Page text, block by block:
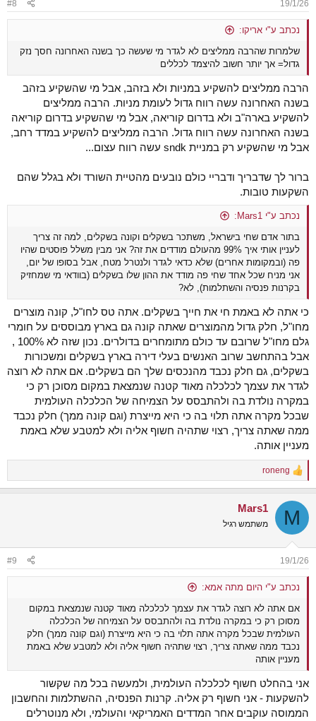
s
:
19/1/26
#8
נכתב ע"י אריקו:
שלמרות שהרבה ממליצים לא לגדר מי שעשה כך בשנה האחרונה חסך נזק
גדול= אך יותר חשוב להיצמד לכללים
הרבה ממליצים להשקיע במניות ולא בזהב, אבל מי שהשקיע בזהב
בשנה האחרונה עשה רווח גדול לעומת מניות. הרבה ממליצים
להשקיע בארה"ב ולא בדרום קוריאה, אבל מי שהשקיע בדרום קוריאה
בשנה האחרונה עשה רווח גדול. הרבה ממליצים להשקיע במדד רחב,
אבל מי שהשקיע רק במניית sndk עשה רווח עצום...
ברור לך שדבריך ודבריי כולם נובעים מהטיית השורד ולא בגלל שהם
השקעות טובות.
נכתב ע"י Mars1:
בתור אדם שחי בישראל, משתכר בשקלים וקונה בשקלים, למה זה צריך
לעניין אותי איך 99% מהעולם מודדים את זה? אני מבין משלל פוסטים שהיו
פה (ובמקומות אחרים) שלא כדאי לגדר ולנטרל מטח, אבל בסופו של יום,
אני מניח שכל אחד שחי פה מודד את ההון שלו בשקלים (בוודאי מי שמחזיק
בקרנות פנסיה והשתלמות), לא?
כי אתה לא באמת חי את חייך בשקלים. אתה טס לחו"ל, קונה מוצרים
מחו"ל, חלק גדול מהמוצרים שאתה קונה גם בארץ מבוססים על חומרי
גלם מחו"ל שרובם עד כולם מתומחרים בדולרים. נכון שזה לא 100% ,
אבל בהתחשב שרוב האנשים בעלי דירה בארץ בשקלים ומשכורות
בשקלים, גם חלק נכבד מהנכסים שלך הם בשקלים. אם אתה לא רוצה
לגדר את עצמך לכלכלה מאוד קטנה שנמצאת במקום מסוכן רק כי
במקרה נולדת בה ולהתבסס על הצמיחה של הכלכלה העולמית
שבכל מקרה אתה תלוי בה כי היא מייצרת (וגם קונה ממך) חלק נכבד
ממה שאתה צריך, רצוי שתהיה חשוף אליה ולא למטבע שלא באמת
מעניין אותה.
R
e
c
i
s
:
roneng
M
Mars1
משתמש רגיל
19/1/26
#9
נכתב ע"י היום מתה אמא:
אם אתה לא רוצה לגדר את עצמך לכלכלה מאוד קטנה שנמצאת במקום
מסוכן רק כי במקרה נולדת בה ולהתבסס על הצמיחה של הכלכלה
העולמית שבכל מקרה אתה תלוי בה כי היא מייצרת (וגם קונה ממך) חלק
נכבד ממה שאתה צריך, רצוי שתהיה חשוף אליה ולא למטבע שלא באמת
מעניין אותה
אני בהחלט חשוף לכלכלה העולמית, ולמעשה בכל מה שקשור
להשקעות - אני חשוף רק אליה. קרנות הפנסיה, ההשתלמות והחשבון
הממוסה עוקבים אחר המדדים האמריקאי והעולמי, ולא מנוטרלים